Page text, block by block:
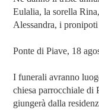
Eulalia, la sorella
Alessandra, i
Ponte di Piave, 18
I funerali avranno
chiesa parrocchiale di
giungerà dalla